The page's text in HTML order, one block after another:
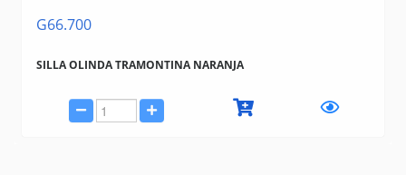
G66.700
SILLA OLINDA TRAMONTINA NARANJA